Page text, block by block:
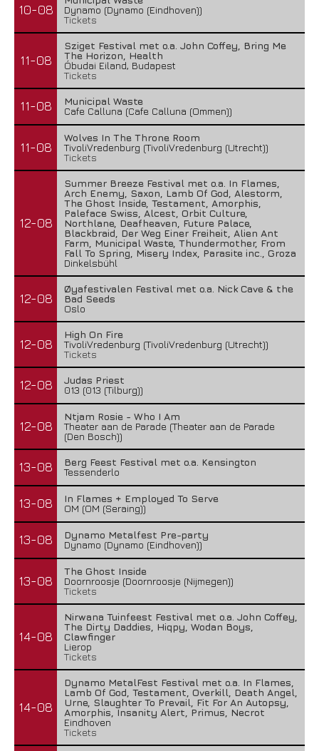
10-08
Dynamo (Dynamo (Eindhoven))
Tickets
11-08
Sziget Festival met o.a. John Coffey, Bring Me
The Horizon, Health
Óbudai Eiland, Budapest
Tickets
11-08
Municipal Waste
Cafe Calluna (Cafe Calluna (Ommen))
11-08
Wolves In The Throne Room
TivoliVredenburg (TivoliVredenburg (Utrecht))
Tickets
12-08
Summer Breeze Festival met o.a. In Flames,
Arch Enemy, Saxon, Lamb Of God, Alestorm,
The Ghost Inside, Testament, Amorphis,
Paleface Swiss, Alcest, Orbit Culture,
Northlane, Deafheaven, Future Palace,
Blackbraid, Der Weg Einer Freiheit, Alien Ant
Farm, Municipal Waste, Thundermother, From
Fall To Spring, Misery Index, Parasite inc., Groza
Dinkelsbühl
12-08
Øyafestivalen Festival met o.a. Nick Cave & the
Bad Seeds
Oslo
12-08
High On Fire
TivoliVredenburg (TivoliVredenburg (Utrecht))
Tickets
12-08
Judas Priest
013 (013 (Tilburg))
12-08
Ntjam Rosie - Who I Am
Theater aan de Parade (Theater aan de Parade
(Den Bosch))
13-08
Berg Feest Festival met o.a. Kensington
Tessenderlo
13-08
In Flames + Employed To Serve
OM (OM (Seraing))
13-08
Dynamo Metalfest Pre-party
Dynamo (Dynamo (Eindhoven))
13-08
The Ghost Inside
Doornroosje (Doornroosje (Nijmegen))
Tickets
14-08
Nirwana Tuinfeest Festival met o.a. John Coffey,
The Dirty Daddies, Hiqpy, Wodan Boys,
Clawfinger
Lierop
Tickets
14-08
Dynamo MetalFest Festival met o.a. In Flames,
Lamb Of God, Testament, Overkill, Death Angel,
Urne, Slaughter To Prevail, Fit For An Autopsy,
Amorphis, Insanity Alert, Primus, Necrot
Eindhoven
Tickets